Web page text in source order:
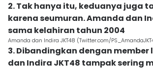
2. Tak hanya itu, keduanya juga
karena seumuran. Amanda dan
sama kelahiran tahun 2004
Amanda dan Indira JKT48 (Twitter.com/
3. Dibandingkan dengan member
dan Indira JKT48 tampak sering